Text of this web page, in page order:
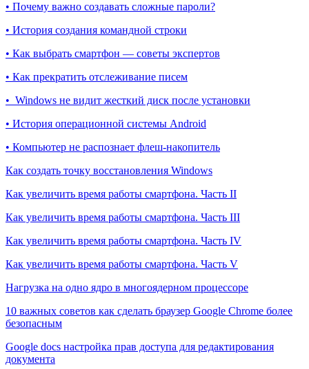
• Почему важно создавать сложные пароли?
• История создания командной строки
• Как выбрать смартфон — советы экспертов
• Как прекратить отслеживание писем
• Windows не видит жесткий диск после установки
• История операционной системы Android
• Компьютер не распознает флеш-накопитель
Как создать точку восстановления Windows
Как увеличить время работы смартфона. Часть II
Как увеличить время работы смартфона. Часть III
Как увеличить время работы смартфона. Часть IV
Как увеличить время работы смартфона. Часть V
Нагрузка на одно ядро в многоядерном процессоре
10 важных советов как сделать браузер Google Chrome более
безопасным
Google docs настройка прав доступа для редактирования
документа